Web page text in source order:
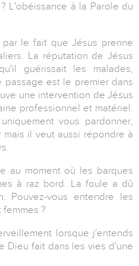
L'obéissance à la Parole du
le fait que Jésus prenne
La réputation de Jésus
guérissait les malades,
passage est le premier dans
une intervention de Jésus
professionnel et matériel.
vous pardonner,
il veut aussi répondre à
au moment où les barques
à raz bord. La foule a dû
Pouvez-vous entendre les
femmes ?
lorsque j'entends
Dieu fait dans les vies d'une